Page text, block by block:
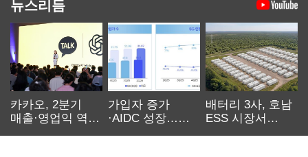
뉴스리듬
카카오, 2분기
매출·영업익 역대
가입자 증가
·AIDC 성장…
배터리 3사, 호남
ESS 시장서